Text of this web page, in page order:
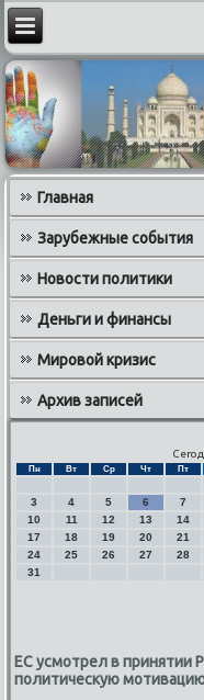
Главная
Зарубежные события
Новости политики
Деньги и финансы
Мировой кризис
Архив записей
Пн Вт Ср Чт Пт
3
4 5 6 7
10
11 12 13 14
17
18 19 20 21
24
25 26 27 28
31
ЕС усмотрел в принятии
политическую